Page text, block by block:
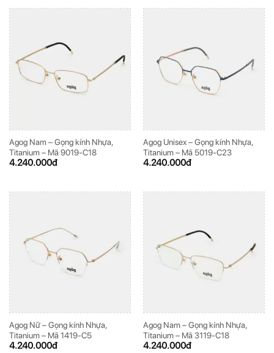
Agog Nam – Gọng kính Nhựa,
Titanium – Mã 9019-C18
4.240.000đ
Agog Unisex – Gọng kính Nhựa,
Titanium – Mã 5019-C23
4.240.000đ
Agog Nữ – Gọng kính Nhựa,
Titanium – Mã 1419-C5
4.240.000đ
Agog Nam – Gọng kính Nhựa,
Titanium – Mã 3119-C18
4.240.000đ